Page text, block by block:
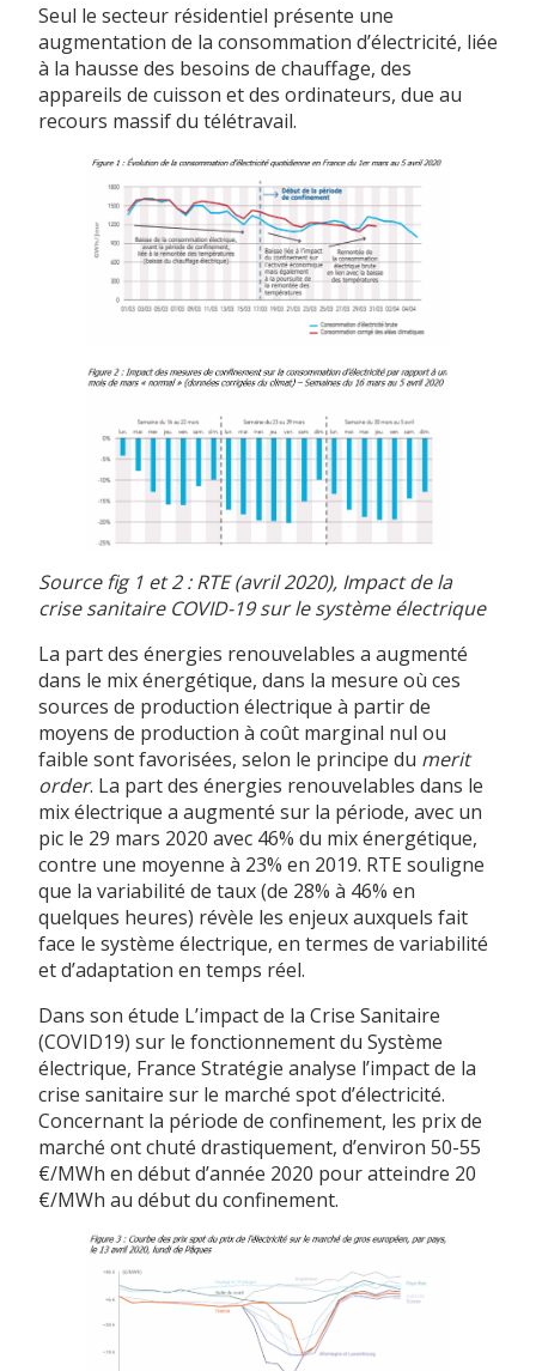
Seul le secteur résidentiel présente une
augmentation de la consommation d’électricité, liée
à la hausse des besoins de chauffage, des
appareils de cuisson et des ordinateurs, due au
recours massif du télétravail.
Source fig 1 et 2 : RTE (avril 2020), Impact de la
crise sanitaire COVID-19 sur le système électrique
La part des énergies renouvelables a augmenté
dans le mix énergétique, dans la mesure où ces
sources de production électrique à partir de
moyens de production à coût marginal nul ou
faible sont favorisées, selon le principe du merit
order. La part des énergies renouvelables dans le
mix électrique a augmenté sur la période, avec un
pic le 29 mars 2020 avec 46% du mix énergétique,
contre une moyenne à 23% en 2019. RTE souligne
que la variabilité de taux (de 28% à 46% en
quelques heures) révèle les enjeux auxquels fait
face le système électrique, en termes de variabilité
et d’adaptation en temps réel.
Dans son étude L’impact de la Crise Sanitaire
(COVID19) sur le fonctionnement du Système
électrique, France Stratégie analyse l’impact de la
crise sanitaire sur le marché spot d’électricité.
Concernant la période de confinement, les prix de
marché ont chuté drastiquement, d’environ 50-55
€/MWh en début d’année 2020 pour atteindre 20
€/MWh au début du confinement.